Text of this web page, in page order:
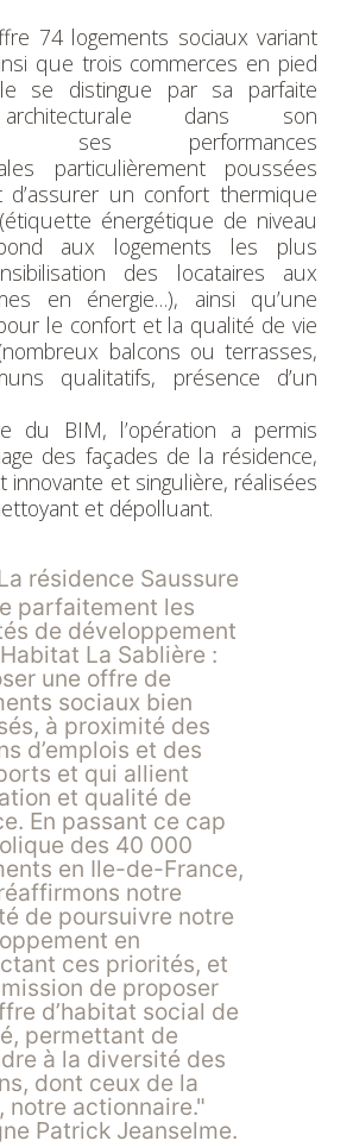
74 logements sociaux variant
que trois commerces en pied
se distingue par sa parfaite
dans son
ses performances
particulièrement poussées
un confort thermique
énergétique de niveau
aux logements les plus
des locataires aux
en énergie…), ainsi qu’une
le confort et la qualité de vie
balcons ou terrasses,
qualitatifs, présence d’un
du BIM, l’opération a permis
des façades de la résidence,
innovante et singulière, réalisées
et dépolluant.
résidence Saussure
parfaitement les
de développement
Habitat La Sablière :
une offre de
sociaux bien
à proximité des
d’emplois et des
et qui allient
et qualité de
En passant ce cap
des 40 000
en Ile-de-France,
notre
de poursuivre notre
en
ces priorités, et
de proposer
d’habitat social de
permettant de
à la diversité des
dont ceux de la
notre actionnaire."
Patrick Jeanselme.